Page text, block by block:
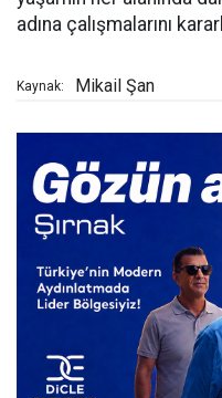
adına çalışmalarını
Kaynak: Mikail Şan